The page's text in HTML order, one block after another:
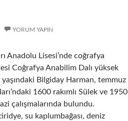
YORUM YAPIN
Anadolu Lisesi’nde coğrafya
Coğrafya Anabilim Dalı yüksek
Bilgiday Harman, temmuz
1600 rakımlı Sülek ve 1950
çalışmalarında bulundu.
su kaplumbağası, deniz